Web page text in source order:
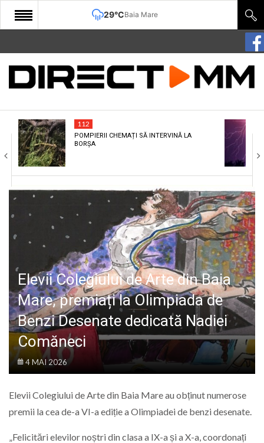
29°CBaia Mare
START
COMUNITATE
CULTURA
ECONOMIE
SANATATE
SPORT
SPECIAL
POLITIC
LIFE
112
POMPIERII CHEMAȚI SĂ INTERVINĂ LA
BORȘA
Elevii Colegiului de Arte din Baia
Mare, premiați la Olimpiada de
Benzi Desenate dedicată Nadiei
Comăneci
4 MAI 2026
Elevii Colegiului de Arte din Baia Mare au obținut numerose
premii la cea de-a VI-a ediție a Olimpiadei de benzi desenate.
„Felicitări elevilor noștri din clasa a IX-a și a X-a, coordonați